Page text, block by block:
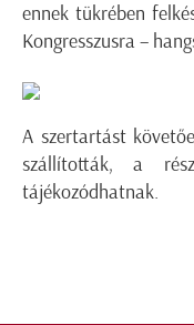
ennek tükrében
Kongresszusra –
A szertartást
szállították, a
tájékozódhatnak.